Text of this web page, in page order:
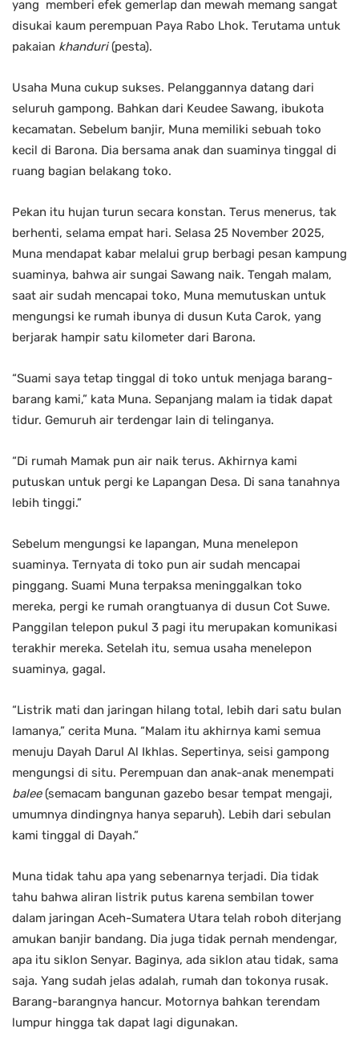
yang memberi efek gemerlap dan mewah memang sangat
disukai kaum perempuan Paya Rabo Lhok. Terutama untuk
pakaian khanduri(pesta).
Usaha Muna cukup sukses. Pelanggannya datang dari
seluruh gampong. Bahkan dari Keudee Sawang, ibukota
kecamatan. Sebelum banjir, Muna memiliki sebuah toko
kecil di Barona. Dia bersama anak dan suaminya tinggal di
ruang bagian belakang toko.
Pekan itu hujan turun secara konstan. Terus menerus, tak
berhenti, selama empat hari. Selasa 25 November 2025,
Muna mendapat kabar melalui grup berbagi pesan kampung
suaminya, bahwa air sungai Sawang naik. Tengah malam,
saat air sudah mencapai toko, Muna memutuskan untuk
mengungsi ke rumah ibunya di dusun Kuta Carok, yang
berjarak hampir satu kilometer dari Barona.
“Suami saya tetap tinggal di toko untuk menjaga barang-
barang kami,” kata Muna. Sepanjang malam ia tidak dapat
tidur. Gemuruh air terdengar lain di telinganya.
“Di rumah Mamak pun air naik terus. Akhirnya kami
putuskan untuk pergi ke Lapangan Desa. Di sana tanahnya
lebih tinggi.”
Sebelum mengungsi ke lapangan, Muna menelepon
suaminya. Ternyata di toko pun air sudah mencapai
pinggang. Suami Muna terpaksa meninggalkan toko
mereka, pergi ke rumah orangtuanya di dusun Cot Suwe.
Panggilan telepon pukul 3 pagi itu merupakan komunikasi
terakhir mereka. Setelah itu, semua usaha menelepon
suaminya, gagal.
“Listrik mati dan jaringan hilang total, lebih dari satu bulan
lamanya,” cerita Muna. “Malam itu akhirnya kami semua
menuju Dayah Darul Al Ikhlas. Sepertinya, seisi gampong
mengungsi di situ. Perempuan dan anak-anak menempati
balee(semacam bangunan gazebo besar tempat mengaji,
umumnya dindingnya hanya separuh). Lebih dari sebulan
kami tinggal di Dayah.”
Muna tidak tahu apa yang sebenarnya terjadi. Dia tidak
tahu bahwa aliran listrik putus karena sembilan tower
dalam jaringan Aceh-Sumatera Utara telah roboh diterjang
amukan banjir bandang. Dia juga tidak pernah mendengar,
apa itu siklon Senyar. Baginya, ada siklon atau tidak, sama
saja. Yang sudah jelas adalah, rumah dan tokonya rusak.
Barang-barangnya hancur. Motornya bahkan terendam
lumpur hingga tak dapat lagi digunakan.